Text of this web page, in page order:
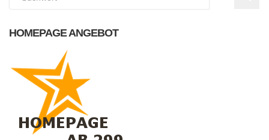
HOMEPAGE ANGEBOT